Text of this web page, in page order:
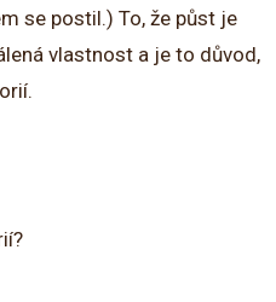
se postil.) To, že půst je
vlastnost a je to důvod,